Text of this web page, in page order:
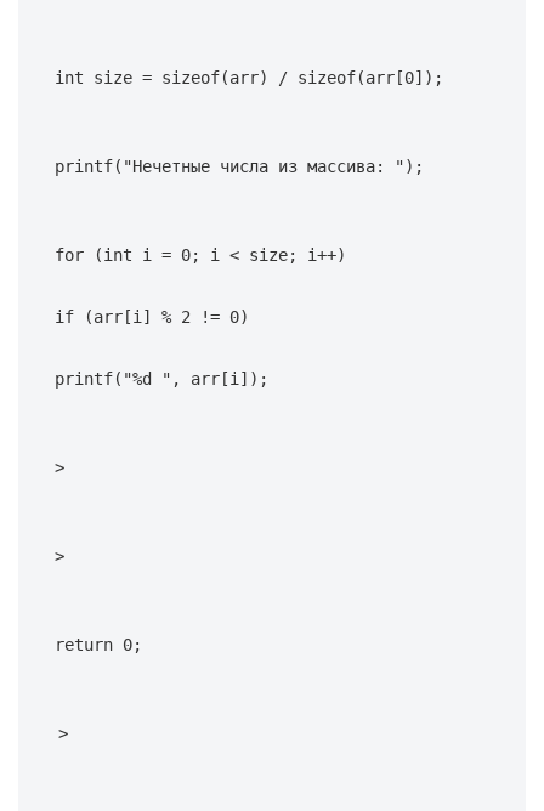
int size = sizeof(arr) / sizeof(arr[0]);
printf("Нечетные числа из массива: ");
for (int i = 0; i < size; i++)
if (arr[i] % 2 != 0)
printf("%d ", arr[i]);
>
>
return 0;
>